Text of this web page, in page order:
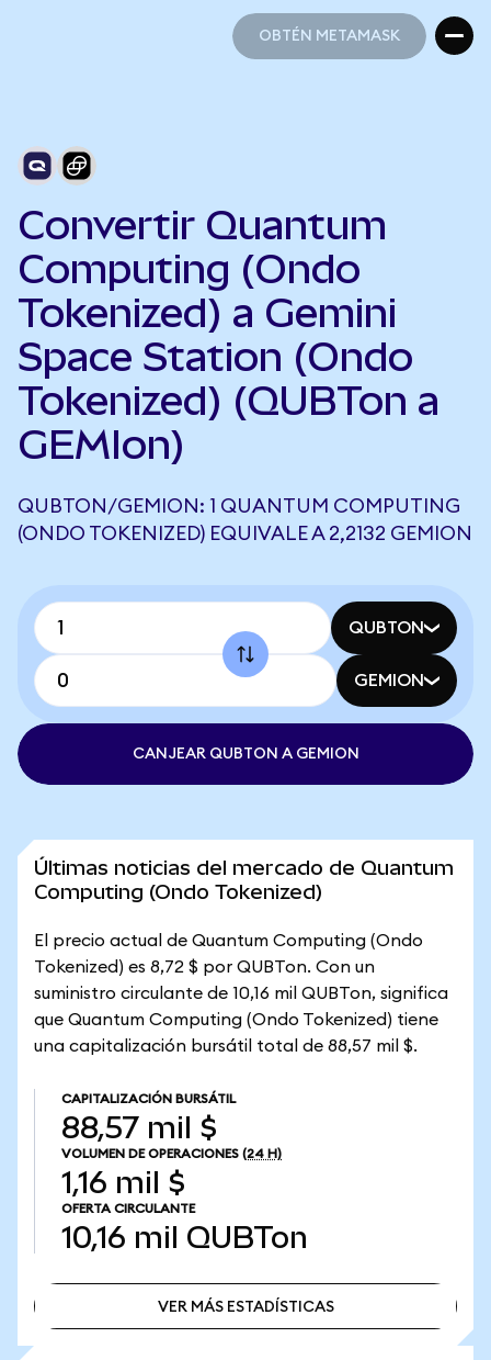
OBTÉN METAMASK
Convertir Quantum
Computing (Ondo
Tokenized) a Gemini
Space Station (Ondo
Tokenized) (QUBTon a
GEMIon)
QUBTON/GEMION: 1 QUANTUM COMPUTING
(ONDO TOKENIZED) EQUIVALE A 2,2132 GEMION
QUBTON
GEMION
CANJEAR QUBTON A GEMION
Últimas noticias del mercado de Quantum
Computing (Ondo Tokenized)
El precio actual de Quantum Computing (Ondo
Tokenized) es 8,72 $ por QUBTon. Con un
suministro circulante de 10,16 mil QUBTon, significa
que Quantum Computing (Ondo Tokenized) tiene
una capitalización bursátil total de 88,57 mil $.
CAPITALIZACIÓN BURSÁTIL
88,57 mil $
VOLUMEN DE OPERACIONES (24 H)
1,16 mil $
OFERTA CIRCULANTE
10,16 mil QUBTon
VER MÁS ESTADÍSTICAS